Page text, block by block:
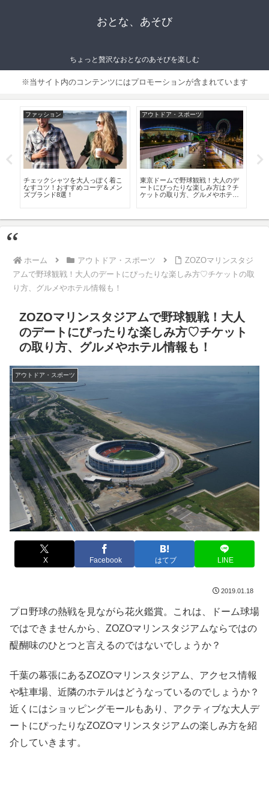
おとな、あそび
ちょっと贅沢なおとなのあそびを楽しむ
※当サイト内のコンテンツにはプロモーションが含まれています
ファッション
チェックシャツを大人っぽく着こ
なすコツ！おすすめコーデ＆メン
ズブランド8選！
アウトドア・スポーツ
東京ドームで野球観戦！大人のデ
ートにぴったりな楽しみ方は？チ
ケットの取り方、グルメやホテル
ホーム アウトドア・スポーツ
ZOZOマリンスタジ
アムで野球観戦！大人のデートにぴったりな楽しみ方♡チケットの取
り方、グルメやホテル情報も！
ZOZOマリンスタジアムで野球観戦！大人
のデートにぴったりな楽しみ方♡チケット
の取り方、グルメやホテル情報も！
アウトドア・スポーツ
X Facebook はてブ LINE
2019.01.18
プロ野球の熱戦を見ながら花火鑑賞。これは、ドーム球場
ではできませんから、ZOZOマリンスタジアムならではの
醍醐味のひとつと言えるのではないでしょうか？
千葉の幕張にあるZOZOマリンスタジアム、アクセス情報
や駐車場、近隣のホテルはどうなっているのでしょうか？
近くにはショッピングモールもあり、アクティブな大人デ
ートにぴったりなZOZOマリンスタジアムの楽しみ方を紹
介していきます。